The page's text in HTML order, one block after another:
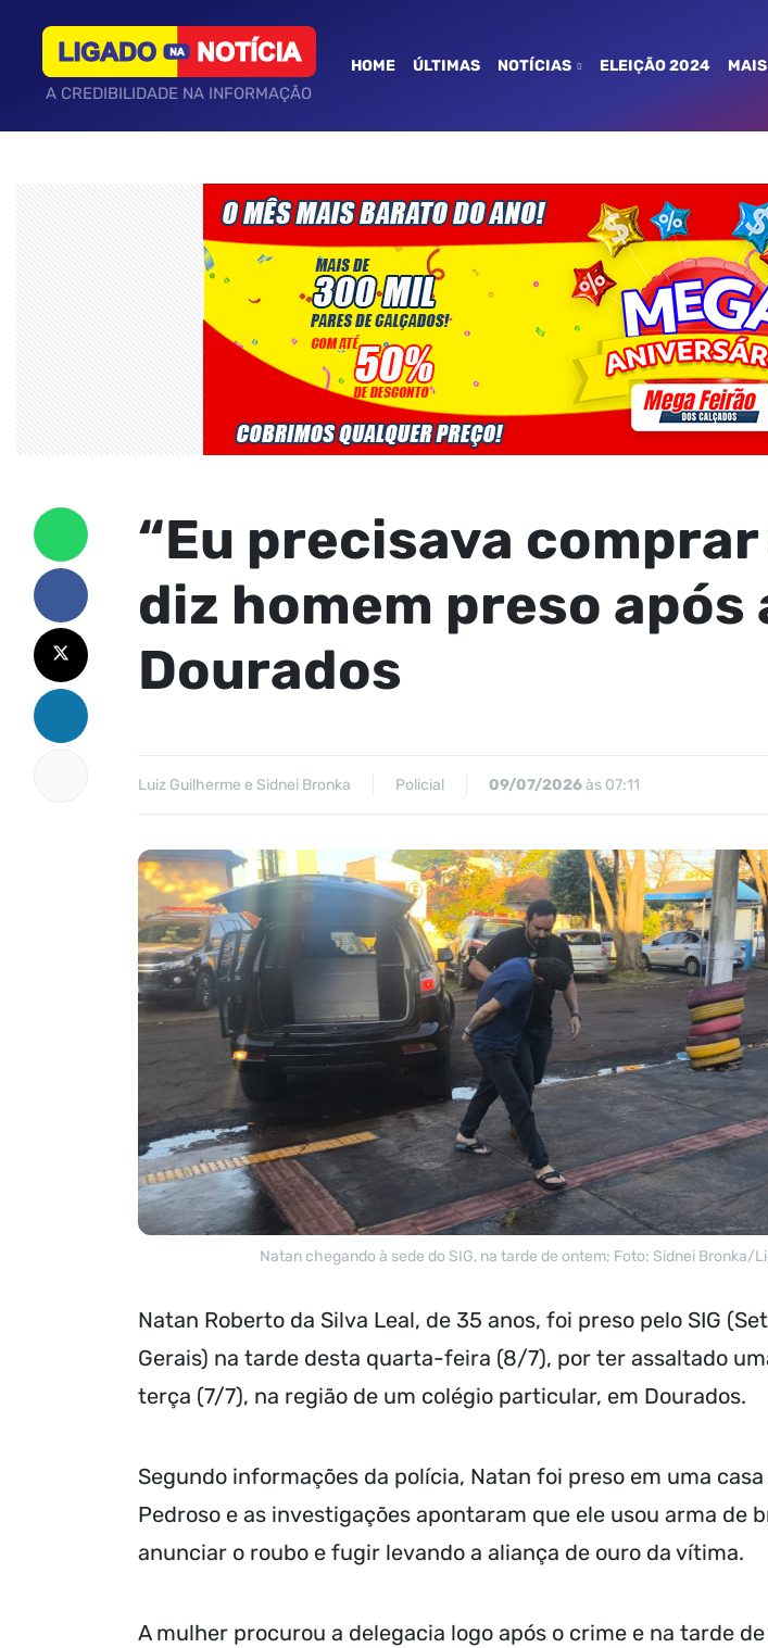
A CREDIBILIDADE NA INFORMAÇÃO
HOME ÚLTIMAS NOTÍCIAS ELEIÇÃO 2024 MAIS
“Eu precisava
diz homem preso
Dourados
Luiz Guilherme e Sidnei Bronka Policial 09/07/2026às 07:11
Natan chegando à sede do SIG, na tarde de ontem; Foto: Sidnei Bronka/
Natan Roberto da Silva Leal, de 35 anos, foi preso pelo SIG
Gerais) na tarde desta quarta-feira (8/7), por ter assaltado
terça (7/7), na região de um colégio particular, em Dourados.
Segundo informações da polícia, Natan foi preso em uma
Pedroso e as investigações apontaram que ele usou arma de
anunciar o roubo e fugir levando a aliança de ouro da vítima.
A mulher procurou a delegacia logo após o crime e na tarde